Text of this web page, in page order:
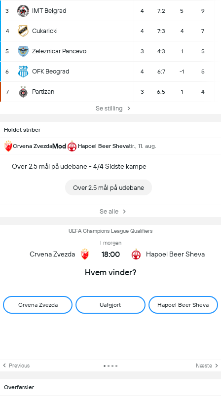
3 IMT Belgrad 4 7:2 5 9
4 Cukaricki 4 7:3 4 7
5 Zeleznicar Pancevo 3 4:3 1 5
6 OFK Beograd 4 6:7 -1 5
7 Partizan 3 6:5 1 4
Se stilling
Holdet striber
Crvena ZvezdaMod Hapoel Beer Shevatir., 11. aug.
Over 2.5 mål på udebane - 4/4 Sidste kampe
Over 2.5 mål på udebane
Se alle
UEFA Champions League Qualifiers
Crvena Zvezda
I morgen
18:00 Hapoel Beer Sheva
Hvem vinder?
Crvena Zvezda Uafgjort Hapoel Beer Sheva
Previous Næste
Overførsler